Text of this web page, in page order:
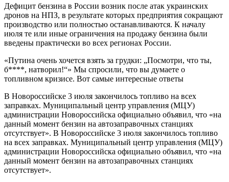
Дефицит бензина в России возник после атак украинских
дронов на НПЗ, в результате которых предприятия сокращают
производство или полностью останавливаются. К началу
июля те или иные ограничения на продажу бензина были
введены практически во всех регионах России.
«Путина очень хочется взять за грудки: „Посмотри, что ты,
б****, натворил!“» Мы спросили, что вы думаете о
топливном кризисе. Вот самые интересные ответы
В Новороссийске 3 июля закончилось топливо на всех
заправках. Муниципальный центр управления (МЦУ)
администрации Новороссийска официально объявил, что «на
данный момент бензин на автозаправочных станциях
отсутствует». В Новороссийске 3 июля закончилось топливо
на всех заправках. Муниципальный центр управления (МЦУ)
администрации Новороссийска официально объявил, что «на
данный момент бензин на автозаправочных станциях
отсутствует».